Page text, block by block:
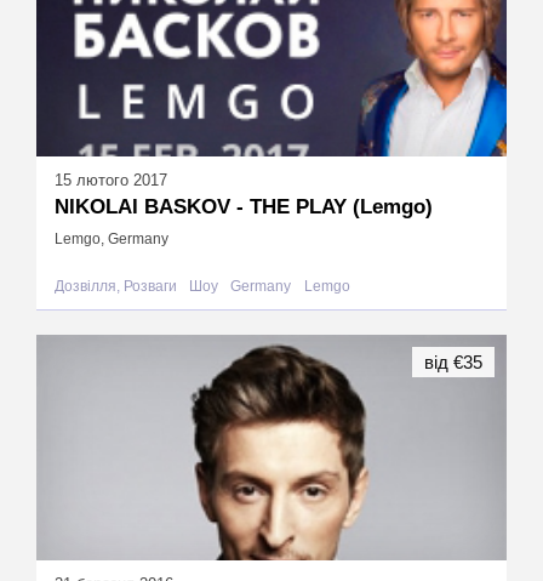
15 лютого 2017
NIKOLAI BASKOV - THE PLAY (Lemgo)
Lemgo, Germany
Дозвілля, Розваги Шоу Germany Lemgo
від €35